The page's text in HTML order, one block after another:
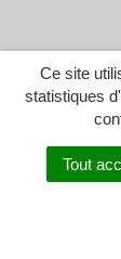
Ce site
statistiques
Tout